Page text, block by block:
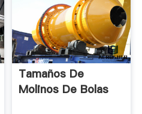
Tamaños De
Molinos De Bolas